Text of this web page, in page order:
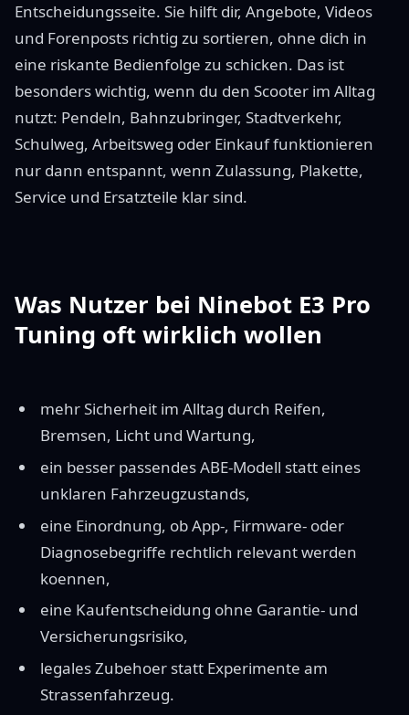
Entscheidungsseite. Sie hilft dir, Angebote, Videos
und Forenposts richtig zu sortieren, ohne dich in
eine riskante Bedienfolge zu schicken. Das ist
besonders wichtig, wenn du den Scooter im Alltag
nutzt: Pendeln, Bahnzubringer, Stadtverkehr,
Schulweg, Arbeitsweg oder Einkauf funktionieren
nur dann entspannt, wenn Zulassung, Plakette,
Service und Ersatzteile klar sind.
Was Nutzer bei Ninebot E3 Pro
Tuning oft wirklich wollen
mehr Sicherheit im Alltag durch Reifen,
Bremsen, Licht und Wartung,
ein besser passendes ABE-Modell statt eines
unklaren Fahrzeugzustands,
eine Einordnung, ob App-, Firmware- oder
Diagnosebegriffe rechtlich relevant werden
koennen,
eine Kaufentscheidung ohne Garantie- und
Versicherungsrisiko,
legales Zubehoer statt Experimente am
Strassenfahrzeug.